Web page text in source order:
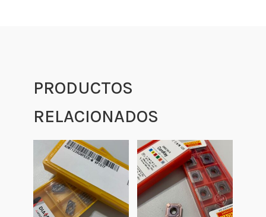
PRODUCTOS
RELACIONADOS